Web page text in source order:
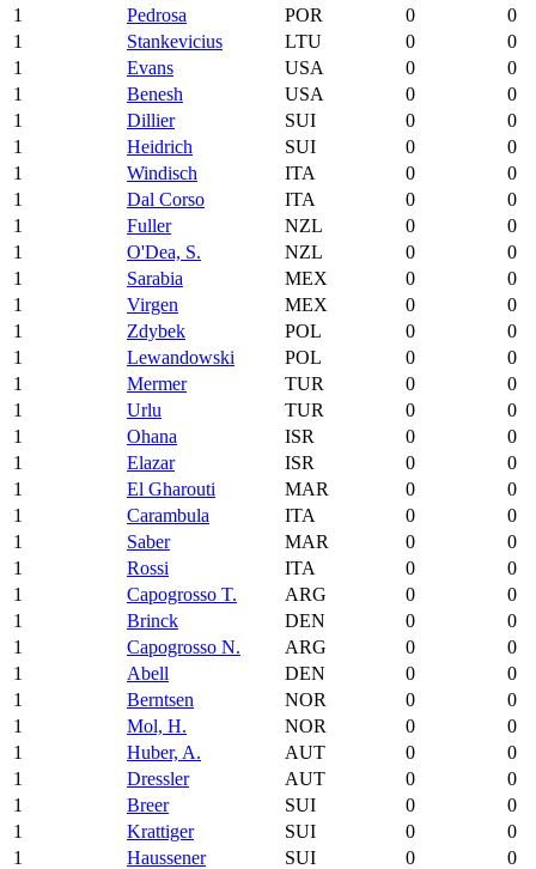
1
Pedrosa POR 0
0
1
Stankevicius LTU 0
0
1
Evans USA 0
0
1
Benesh USA 0
0
1
Dillier SUI 0
0
1
Heidrich SUI 0
0
1
Windisch ITA 0
0
1
Dal Corso ITA 0
0
1
Fuller NZL 0
0
1
O'Dea, S. NZL 0
0
1
Sarabia MEX 0
0
1
Virgen MEX 0
0
1
Zdybek POL 0
0
1
Lewandowski POL 0
0
1
Mermer TUR 0
0
1
Urlu TUR 0
0
1
Ohana ISR 0
0
1
Elazar ISR 0
0
1
El Gharouti MAR 0
0
1
Carambula ITA 0
0
1
Saber MAR 0
0
1
Rossi ITA 0
0
1
Capogrosso T. ARG 0
0
1
Brinck DEN 0
0
1
Capogrosso N. ARG 0
0
1
Abell DEN 0
0
1
Berntsen NOR 0
0
1
Mol, H. NOR 0
0
1
Huber, A. AUT 0
0
1
Dressler AUT 0
0
1
Breer SUI 0
0
1
Krattiger SUI 0
0
1
Haussener SUI 0
0